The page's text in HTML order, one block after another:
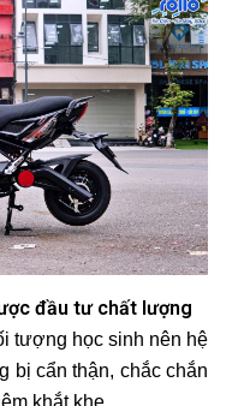
đầu tư chất lượng
tượng học sinh nên hệ
bị cẩn thận, chắc chắn